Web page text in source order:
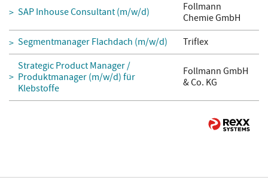
SAP Inhouse Consultant (m/w/d)
Follmann
Chemie GmbH
Segmentmanager Flachdach (m/w/d)
Triflex
Strategic Product Manager /
Produktmanager (m/w/d) für
Klebstoffe
Follmann GmbH
& Co. KG